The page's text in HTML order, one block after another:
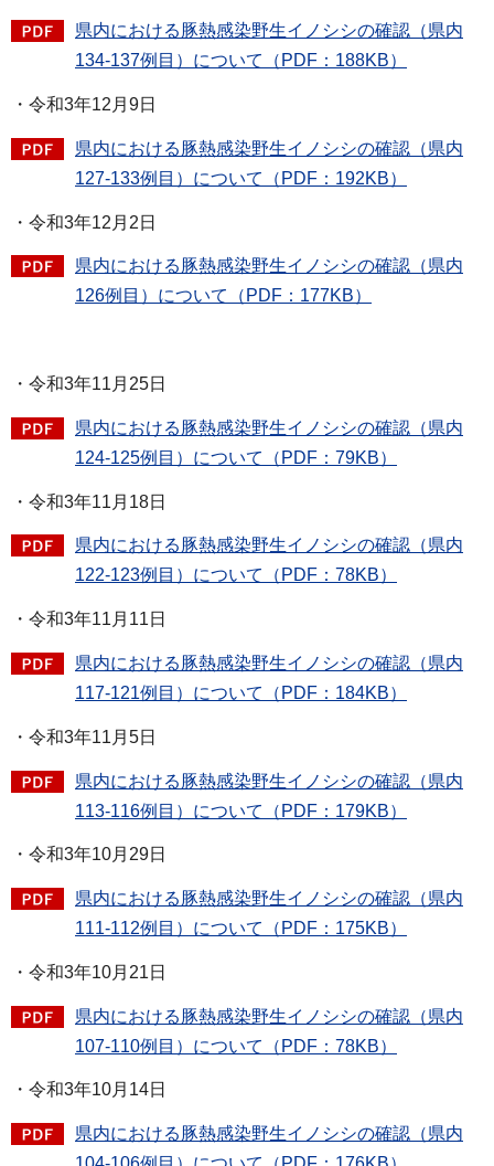
県内における豚熱感染野生イノシシの確認（県内
134-137例目）について（PDF：188KB）
・令和3年12月9日
県内における豚熱感染野生イノシシの確認（県内
127-133例目）について（PDF：192KB）
・令和3年12月2日
県内における豚熱感染野生イノシシの確認（県内
126例目）について（PDF：177KB）
・令和3年11月25日
県内における豚熱感染野生イノシシの確認（県内
124-125例目）について（PDF：79KB）
・令和3年11月18日
県内における豚熱感染野生イノシシの確認（県内
122-123例目）について（PDF：78KB）
・令和3年11月11日
県内における豚熱感染野生イノシシの確認（県内
117-121例目）について（PDF：184KB）
・令和3年11月5日
県内における豚熱感染野生イノシシの確認（県内
113-116例目）について（PDF：179KB）
・令和3年10月29日
県内における豚熱感染野生イノシシの確認（県内
111-112例目）について（PDF：175KB）
・令和3年10月21日
県内における豚熱感染野生イノシシの確認（県内
107-110例目）について（PDF：78KB）
・令和3年10月14日
県内における豚熱感染野生イノシシの確認（県内